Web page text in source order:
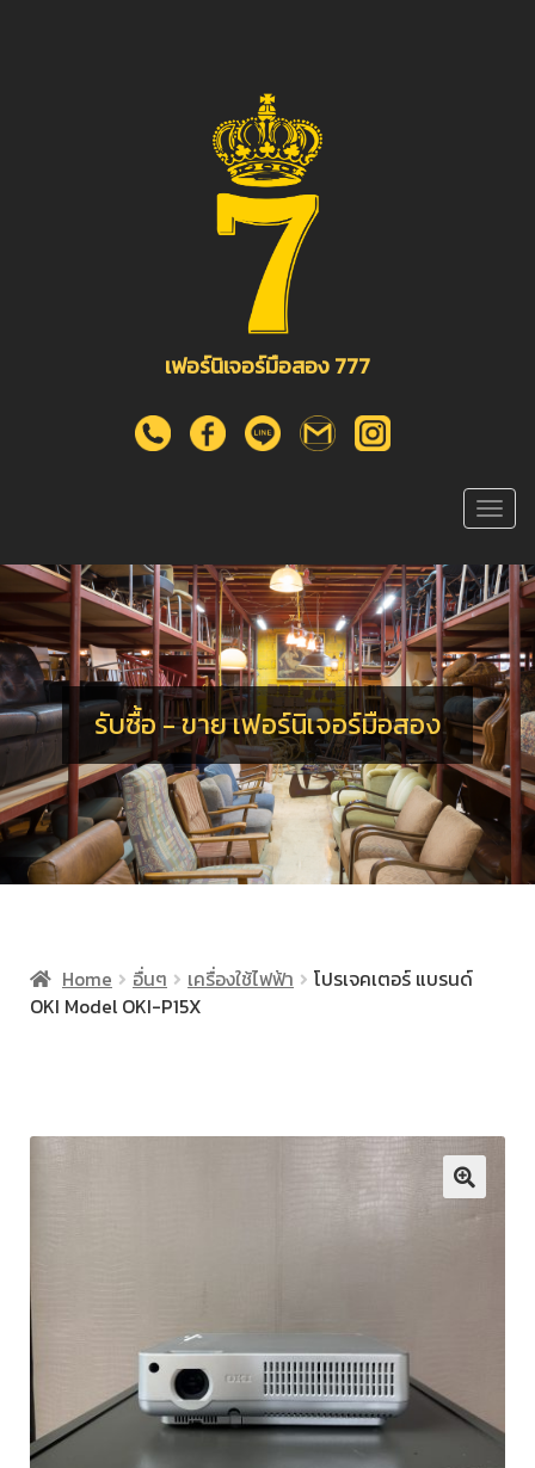
เฟอร์นิเจอร์มือสอง 777
ร
น
เ
จ
อ
ร
รับซื้อ - ขาย เฟอร์นิเจอร์มือสอง
Home อื่นๆ เครื่องใช้ไฟฟ้า
โปรเจคเตอร์ แบรนด์
OKI Model OKI-P15X